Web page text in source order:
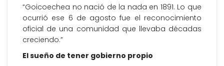
“Goicoechea no nació de la nada en 1891. Lo que
ocurrió ese 6 de agosto fue el reconocimiento
oficial de una comunidad que llevaba décadas
creciendo.”
El sueño de tener gobierno propio